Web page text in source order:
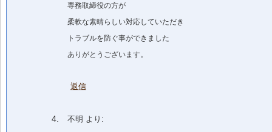
専務取締役の方が
柔軟な素晴らしい対応していただき
トラブルを防ぐ事ができました
ありがとうございます。
返信
不明 より: